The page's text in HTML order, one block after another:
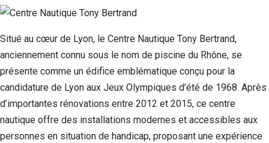
Situé au cœur de Lyon, le Centre Nautique Tony Bertrand,
anciennement connu sous le nom de piscine du Rhône, se
présente comme un édifice emblématique conçu pour la
candidature de Lyon aux Jeux Olympiques d’été de 1968. Après
d’importantes rénovations entre 2012 et 2015, ce centre
nautique offre des installations modernes et accessibles aux
personnes en situation de handicap, proposant une expérience